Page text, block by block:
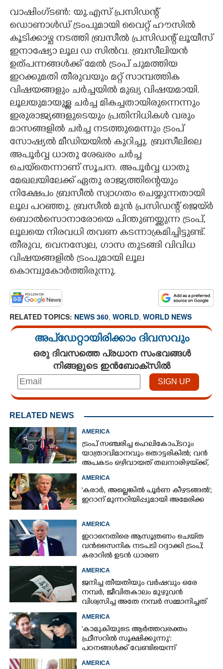
CARTOONS
LITERATURE
ZOOM
CONTACT US
വാഷിംഗ്ടൺ: യു.എസ് പ്രസിഡന്റ്
ഡൊണാൾഡ് ട്രംപുമായി വൈറ്റ് ഹൗസിൽ
കൂടിക്കാഴ്ച നടത്തി ബ്രസീൽ പ്രസിഡന്റ് ലൂയീസ്
ഇനാഷ്യോ ലൂല ഡ സിൽവ. ബ്രസീലിയൻ
ഉത്പന്നങ്ങൾക്ക് മേൽ ട്രംപ് ചുമത്തിയ
ഇറക്കുമതി തീരുവയും മറ്റ് സാമ്പത്തിക
വിഷയങ്ങളും ചർച്ചയിൽ മുഖ്യ വിഷയമായി.
ലൂലയുമായുള്ള ചർച്ച മികച്ചതായിരുന്നെന്നും
ഇരുരാജ്യങ്ങളുടെയും പ്രതിനിധികൾ വരും
മാസങ്ങളിൽ ചർച്ച നടത്തുമെന്നും ട്രംപ്
സോഷ്യൽ മീഡിയയിൽ കുറിച്ചു. ബ്രസീലിലെ
അപൂർവ്വ ധാതു ശേഖരം ചർച്ച
ചെയ്തെന്നാണ് സൂചന. അപൂർവ്വ ധാതു
മേഖലയിലേക്ക് ഏതു രാജ്യത്തിന്റെയും
നിക്ഷേപം ബ്രസീൽ സ്വാഗതം ചെയ്യുന്നതായി
ലൂല പറഞ്ഞു. ബ്രസീൽ മുൻ പ്രസിഡന്റ് ജെയ്ർ
ബൊൽസൊനാരോയെ പിന്തുണയ്ക്കുന്ന ട്രംപ്,
ലൂലയെ നിരവധി തവണ കടന്നാക്രമിച്ചിട്ടുണ്ട്.
തീരുവ, വെനസ്വേല, ഗാസ തുടങ്ങി വിവിധ
വിഷയങ്ങളിൽ ട്രംപുമായി ലൂല
കൊമ്പുകോർത്തിരുന്നു.
RELATED TOPICS: NEWS 360, WORLD, WORLD NEWS
അപ്ഡേറ്റായിരിക്കാം ദിവസവും
ഒരു ദിവസത്തെ പ്രധാന സംഭവങ്ങൾ
നിങ്ങളുടെ ഇൻബോക്സിൽ
RELATED NEWS
AMERICA
ട്രംപ് സഞ്ചരിച്ച ഹെലികോപ്‌ടറും
യാത്രാവിമാനവും തൊട്ടരികിൽ; വൻ
അപകടം ഒഴിവായത് തലനാരിഴയ്‌ക്ക്,
AMERICA
'കരാർ, അല്ലെങ്കിൽ പൂർണ കീഴടങ്ങൽ';
ഇറാന് മുന്നറിയിപ്പുമായി അമേരിക്ക
AMERICA
ഇറാനെതിരെ ആസൂത്രണം ചെയ്‌ത
വൻസൈനിക നടപടി റദ്ദാക്കി ട്രംപ്;
കരാറിൽ ഉടൻ ധാരണ
AMERICA
ജനിച്ച തീയതിയും വർഷവും ഒരേ
നമ്പർ, ജീവിതകാലം മുഴുവൻ
വിശ്വസിച്ച അതേ നമ്പർ സമ്മാനിച്ചത്
AMERICA
'കാമുകിയുടെ ആർത്തവരക്തം
ഫ്രീസറിൽ സൂക്ഷിക്കുന്നു':
പഠനങ്ങൾക്ക് വേണ്ടിയെന്ന്
AMERICA